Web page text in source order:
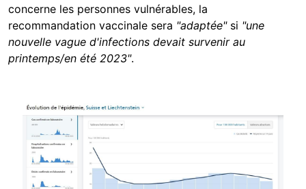
concerne les personnes vulnérables, la
recommandation vaccinale sera "adaptée"si "une
nouvelle vague d'infections devait survenir au
printemps/en été 2023".
Image